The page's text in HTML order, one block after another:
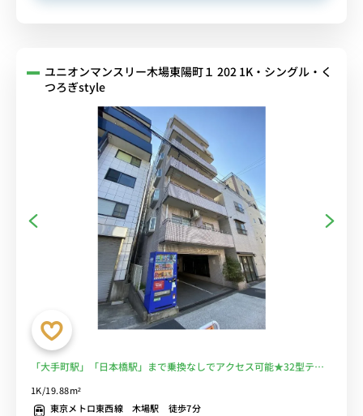
ユニオンマンスリー木場東陽町１ 202 1K・シングル・く
つろぎstyle
「大手町駅」「日本橋駅」まで乗換なしでアクセス可能★32型テレ
1K/19.88m²
東京メトロ東西線 木場駅 徒歩7分